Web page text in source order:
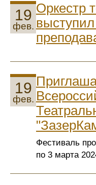
19
фев.
Оркестр
19
фев.
Фестиваль
по 3 марта